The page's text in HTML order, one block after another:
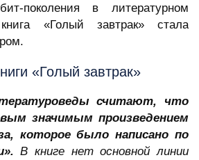
поколения в литературном
«Голый завтрак» стала
«Голый завтрак»
считают, что
значимым произведением
которое было написано по
В книге нет основной линии